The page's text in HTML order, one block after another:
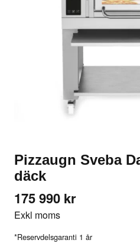
Pizzaugn Sveba
däck
175 990 kr
Exkl moms
*Reservdelsgaranti 1 år